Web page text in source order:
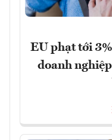
EU phạt tới
doanh